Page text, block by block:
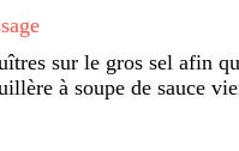
sur le gros sel afin
à soupe de sauce